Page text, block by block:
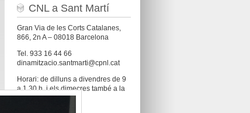
CNL a Sant Martí
Gran Via de les Corts Catalanes,
866, 2n A – 08018 Barcelona
Tel. 933 16 44 66
dinamitzacio.santmarti@cpnl.cat
Horari: de dilluns a divendres de 9
a 1.30 h, i els dimecres també a la
tarda, de 16 a 20 h.